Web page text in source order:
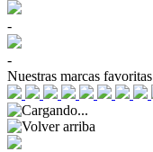
-
-
Nuestras marcas favoritas